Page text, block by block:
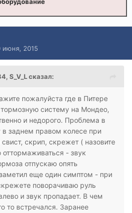
июня, 2015
S_V_L сказал:
пожалуйста где в Питере
тормозную систему на Мондео,
и недорого. Проблема в
заднем правом колесе при
скрип, скрежет ( назовите
оттормаживаться - звук
отпускаю опять
еще один симптом - при
поворачиваю руль
и звук пропадает. В чем
то встречался. Заранее